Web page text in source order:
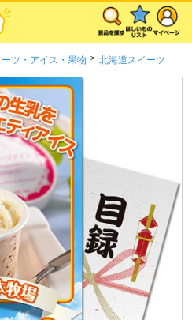
ーツ・アイス・果物 > 北海道スイーツ